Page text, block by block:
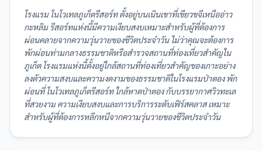
โรงแรม โนโวเทลภูเก็ตรีสอร์ท ตั้งอยู่บนเนินเขาที่เขียวขจีเหนืออ่าว
กะหลิม รีสอร์ทแห่งนี้มีความเงียบสงบเหมาะสำหรับผู้ที่ต้องการ
ผ่อนคลายจากความวุ่นวายของชีวิตประจำวัน ไม่ว่าคุณจะต้องการ
พักผ่อนท่ามกลางธรรมชาติหรือสำรวจสถานที่ท่องเที่ยวสำคัญใน
ภูเก็ต โรงแรมแห่งนี้ตั้งอยู่ใกล้สถานที่ท่องเที่ยวสำคัญของเกาะอย่าง
ลงตัวความสงบและความงดงามของธรรมชาติในโรงแรมป่าตอง พัก
ผ่อนที่ โนโวเทลภูเก็ตรีสอร์ท ใกล้หาดป่าตอง กับบรรยากาศวิวทะเล
ที่สวยงาม ความเงียบสงบและการบริการระดับเฟิร์สคลาส เหมาะ
สำหรับผู้ที่ต้องการหลีกหนีจากความวุ่นวายของชีวิตประจำวัน